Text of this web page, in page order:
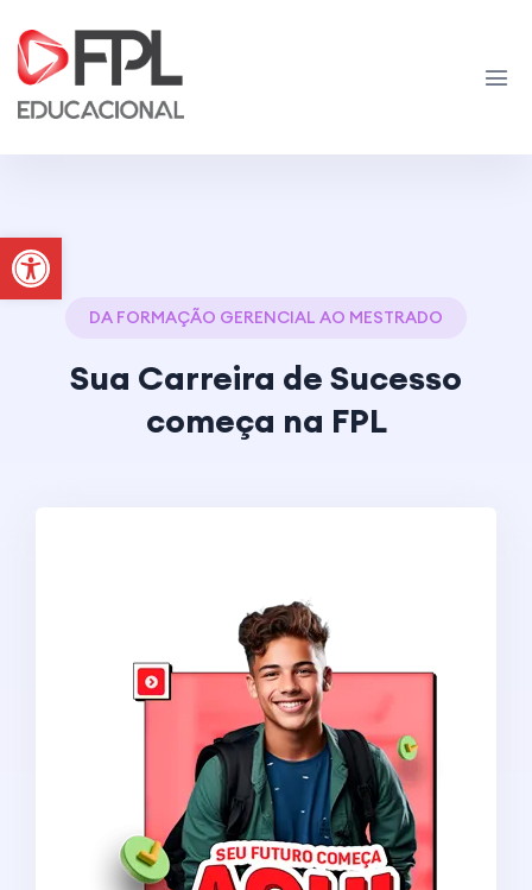
DA FORMAÇÃO GERENCIAL AO MESTRADO
Sua Carreira de Sucesso
começa na FPL
Abrir a barra de ferramentas